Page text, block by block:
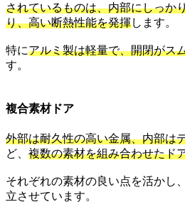
されているものは、内部にしっか
り、高い断熱性能を発揮します。
特にアルミ製は軽量で、開閉がス
す。
複合素材ドア
外部は耐久性の高い金属、内部は
ど、 複数の素材を組み合わせたド
それぞれの素材の良い点を活かし
立させています。